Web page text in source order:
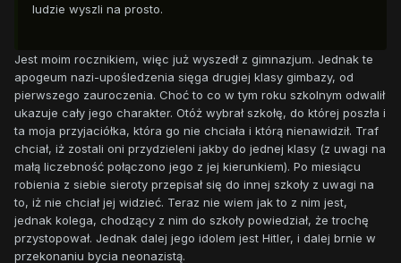
ludzie wyszli na prosto.
Jest moim rocznikiem, więc już wyszedł z gimnazjum. Jednak te
apogeum nazi-upośledzenia sięga drugiej klasy gimbazy, od
pierwszego zauroczenia. Choć to co w tym roku szkolnym odwalił
ukazuje cały jego charakter. Otóż wybrał szkołę, do której poszła i
ta moja przyjaciółka, która go nie chciała i którą nienawidził. Traf
chciał, iż zostali oni przydzieleni jakby do jednej klasy (z uwagi na
małą liczebność połączono jego z jej kierunkiem). Po miesiącu
robienia z siebie sieroty przepisał się do innej szkoły z uwagi na
to, iż nie chciał jej widzieć. Teraz nie wiem jak to z nim jest,
jednak kolega, chodzący z nim do szkoły powiedział, że trochę
przystopował. Jednak dalej jego idolem jest Hitler, i dalej brnie w
przekonaniu bycia neonazistą.